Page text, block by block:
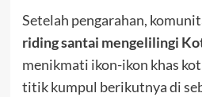
Setelah pengarahan,
riding santai mengelilingi
menikmati ikon-ikon khas
titik kumpul berikutnya di